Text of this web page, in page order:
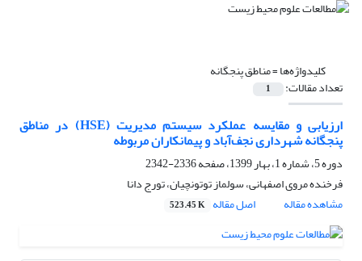
کلیدواژه‌ها =مناطق پنجگانه
تعداد مقالات: 1
ارزیابی و مقایسه عملکرد سیستم مدیریت (HSE) در مناطق
پنجگانه شهرداری نجف‌آباد و پیمانکاران مربوطه
دوره 5، شماره 1، بهار 1399، صفحه
2336-2342
فرخنده مروی اصفهانی، سولماز توتونچیان، تورج دانا
مشاهده مقاله
اصل مقاله 523.45 K